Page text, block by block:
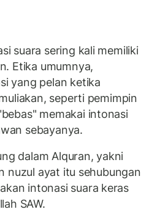
suara sering kali memiliki
Etika umumnya,
yang pelan ketika
seperti pemimpin
memakai intonasi
sebayanya.
dalam Alquran, yakni
nuzul ayat itu sehubungan
intonasi suara keras
SAW.